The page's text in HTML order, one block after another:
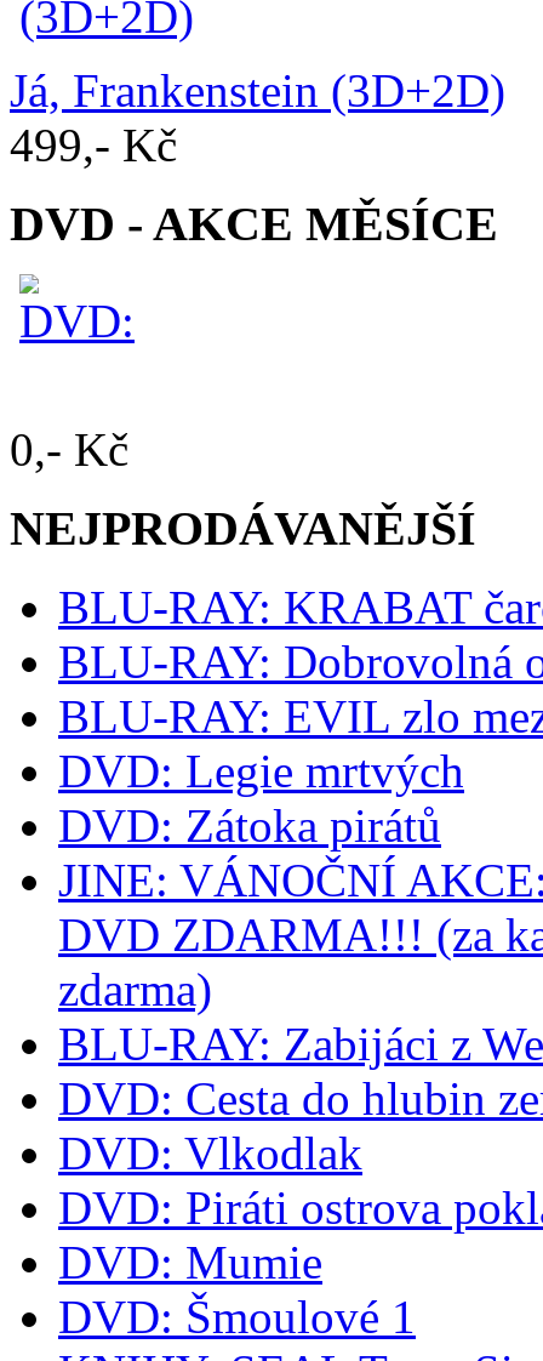
Já, Frankenstein (3D+2D)
499,- Kč
DVD - AKCE MĚSÍCE
0,- Kč
NEJPRODÁVANĚJŠÍ
BLU-RAY: KRABAT
BLU-RAY: Dobrovolná
BLU-RAY: EVIL zlo
DVD: Legie mrtvých
DVD: Zátoka pirátů
JINE: VÁNOČNÍ
DVD ZDARMA!!! (za
zdarma)
BLU-RAY: Zabijáci z
DVD: Cesta do hlubin
DVD: Vlkodlak
DVD: Piráti ostrova
DVD: Mumie
DVD: Šmoulové 1